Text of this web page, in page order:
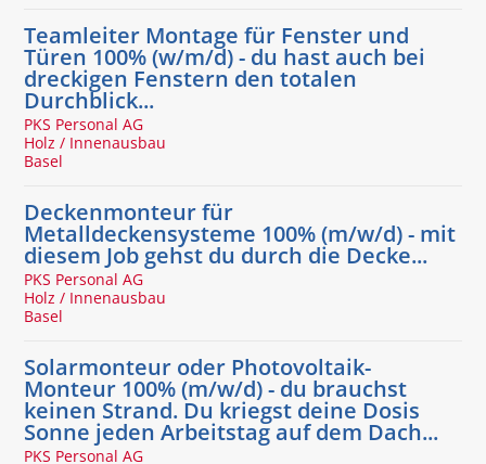
Teamleiter Montage für Fenster und
Türen 100% (w/m/d) - du hast auch bei
dreckigen Fenstern den totalen
Durchblick...
PKS Personal AG
Holz / Innenausbau
Basel
Deckenmonteur für
Metalldeckensysteme 100% (m/w/d) - mit
diesem Job gehst du durch die Decke...
PKS Personal AG
Holz / Innenausbau
Basel
Solarmonteur oder Photovoltaik-
Monteur 100% (m/w/d) - du brauchst
keinen Strand. Du kriegst deine Dosis
Sonne jeden Arbeitstag auf dem Dach...
PKS Personal AG